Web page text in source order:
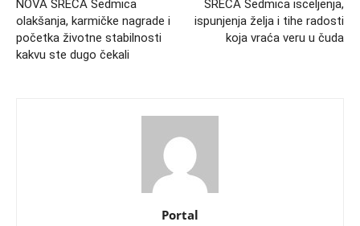
NOVA SREĆA Sedmica
olakšanja, karmičke nagrade i
početka životne stabilnosti
kakvu ste dugo čekali
SREĆA Sedmica isceljenja,
ispunjenja želja i tihe radosti
koja vraća veru u čuda
Portal